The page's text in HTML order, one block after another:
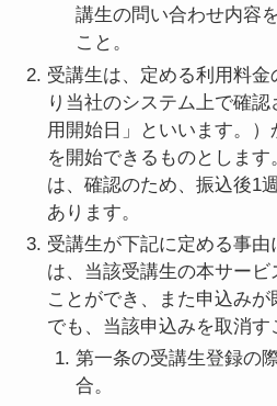
講生の問い合わせ内容
こと。
受講生は、定める利用料金
り当社のシステム上で確
用開始日」といいます。
を開始できるものとしま
は、確認のため、振込後1
あります。
受講生が下記に定める事
は、当該受講生の本サー
ことができ、また申込み
でも、当該申込みを取消す
第一条の受講生登録の
合。